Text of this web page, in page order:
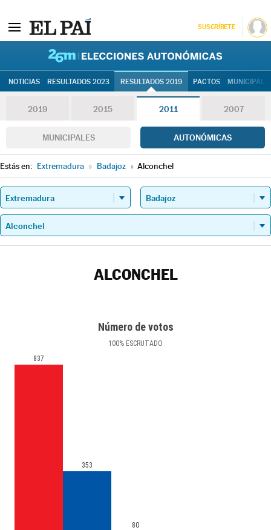
SUSCRÍBETE
NOTICIAS RESULTADOS 2023 RESULTADOS 2019 PACTOS
2019 2015 2011 2007
MUNICIPALES AUTONÓMICAS
Estás en: Extremadura » Badajoz » Alconchel
ALCONCHEL
Número de votos
100% ESCRUTADO
837
353
80